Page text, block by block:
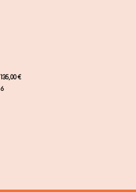
135,00 €
6